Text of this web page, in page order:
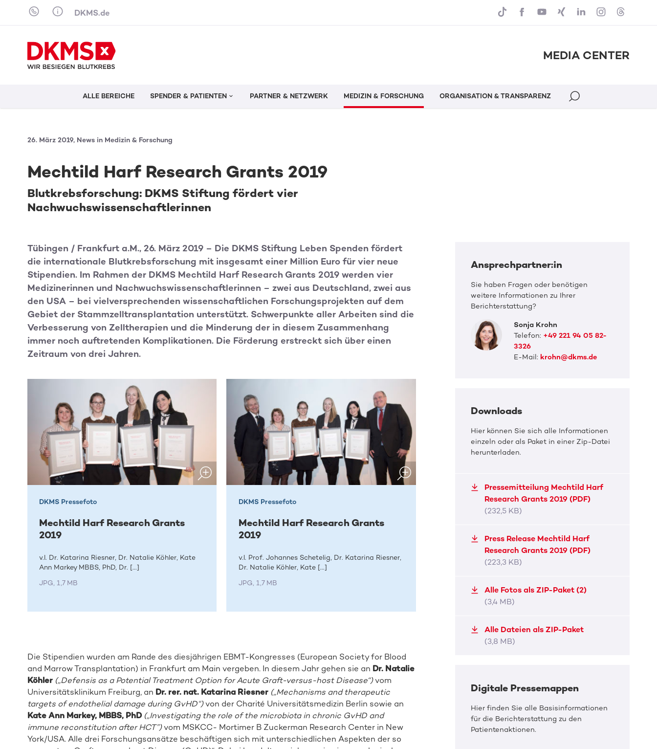
Skip to content
DKMS.de
MEDIA CENTER
ALLE BEREICHE SPENDER & PATIENTEN PARTNER & NETZWERK MEDIZIN & FORSCHUNG ORGANISATION & TRANSPARENZ
26. März 2019, News in Medizin & Forschung
Mechtild Harf Research Grants 2019
Blutkrebsforschung: DKMS Stiftung fördert vier
Nachwuchswissenschaftlerinnen
Tübingen / Frankfurt a.M., 26. März 2019 – Die DKMS Stiftung Leben Spenden fördert
die internationale Blutkrebsforschung mit insgesamt einer Million Euro für vier neue
Stipendien. Im Rahmen der DKMS Mechtild Harf Research Grants 2019 werden vier
Medizinerinnen und Nachwuchswissenschaftlerinnen – zwei aus Deutschland, zwei aus
den USA – bei vielversprechenden wissenschaftlichen Forschungsprojekten auf dem
Gebiet der Stammzelltransplantation unterstützt. Schwerpunkte aller Arbeiten sind die
Verbesserung von Zelltherapien und die Minderung der in diesem Zusammenhang
immer noch auftretenden Komplikationen. Die Förderung erstreckt sich über einen
Zeitraum von drei Jahren.
DKMS Pressefoto
Mechtild Harf Research Grants
2019
v.l. Dr. Katarina Riesner, Dr. Natalie Köhler, Kate
Ann Markey MBBS, PhD, Dr. [...]
JPG, 1,7 MB
DKMS Pressefoto
Mechtild Harf Research Grants
2019
v.l. Prof. Johannes Schetelig, Dr. Katarina Riesner,
Dr. Natalie Köhler, Kate [...]
JPG, 1,7 MB
Die Stipendien wurden am Rande des diesjährigen EBMT-Kongresses (European Society for Blood
and Marrow Transplantation) in Frankfurt am Main vergeben. In diesem Jahr gehen sie an Dr. Natalie
Köhler („Defensis as a Potential Treatment Option for Acute Graft-versus-host Disease“)vom
Universitätsklinikum Freiburg, an Dr. rer. nat. Katarina Riesner („Mechanisms and therapeutic
targets of endothelial damage during GvHD“)von der Charité Universitätsmedizin Berlin sowie an
Kate Ann Markey, MBBS, PhD („Investigating the role of the microbiota in chronic GvHD and
immune reconstitution after HCT”)vom MSKCC- Mortimer B Zuckerman Research Center in New
York/USA. Alle drei Forschungsansätze beschäftigen sich mit unterschiedlichen Aspekten der so
Ansprechpartner:in
Sie haben Fragen oder benötigen
weitere Informationen zu Ihrer
Berichterstattung?
Sonja Krohn
Telefon: +49 221 94 05 82-
3326
E-Mail: krohn@dkms.de
Downloads
Hier können Sie sich alle Informationen
einzeln oder als Paket in einer Zip-Datei
herunterladen.
Pressemitteilung Mechtild Harf
Research Grants 2019 (PDF)
(232,5 KB)
Press Release Mechtild Harf
Research Grants 2019 (PDF)
(223,3 KB)
Alle Fotos als ZIP-Paket (2)
(3,4 MB)
Alle Dateien als ZIP-Paket
(3,8 MB)
Digitale Pressemappen
Hier finden Sie alle Basisinformationen
für die Berichterstattung zu den
Patientenaktionen.